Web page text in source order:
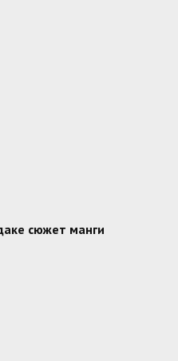
сюжет манги